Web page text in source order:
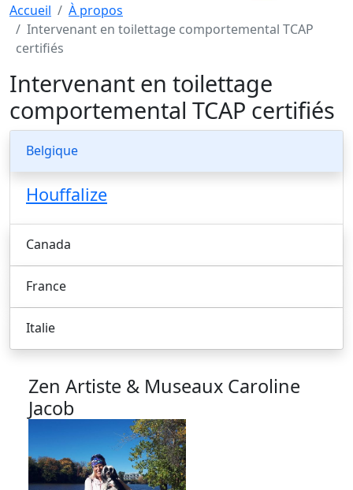
Accueil
À propos
Intervenant en toilettage comportemental TCAP
certifiés
Intervenant en toilettage
comportemental TCAP certifiés
Belgique
Houffalize
Canada
France
Italie
Zen Artiste & Museaux Caroline
Jacob